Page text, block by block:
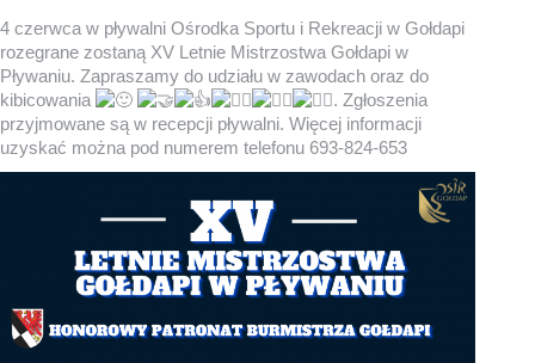
4 czerwca w pływalni Ośrodka Sportu i Rekreacji w Gołdapi
rozegrane zostaną XV Letnie Mistrzostwa Gołdapi w
Pływaniu. Zapraszamy do udziału w zawodach oraz do
kibicowania
. Zgłoszenia
przyjmowane są w recepcji pływalni. Więcej informacji
uzyskać można pod numerem telefonu 693-824-653